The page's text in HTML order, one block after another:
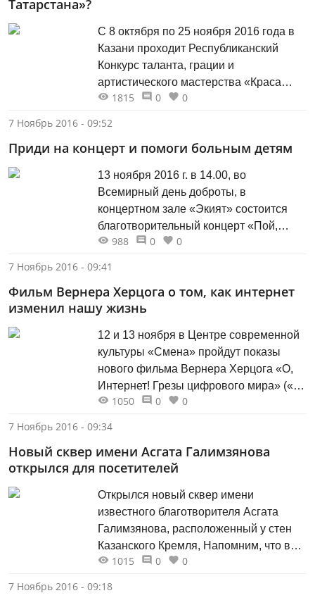
мероприятий. Как отметил
председатель оргкомитета...
Татарстана»?
С 8 октября по 25 ноября 2016 года в
Казани проходит Республиканский
Конкурс таланта, грации и
артистического мастерства «Краса
студенчества Татарстана». Главная
привлекательность, но и безусловный
«Краса студенчества Татарстана»
была выбрана в 2015 году. Из 20...
1815 0
0
7 Ноябрь 2016 - 09:52
Приди на концерт и помоги больным детям
13 ноября 2016 г. в 14.00, во
Всемирный день доброты, в
концертном зале «Экият» состоится
благотворительный концерт «Пой,
танцуй, твори добро». Звезды
больницы выступят вместе на сцене
концертного зала. Зрителям
символизирующий дружбу и взаимную
поддержку - танец исполнят дети,
проходящие...
988 0
0
7 Ноябрь 2016 - 09:41
Фильм Вернера Херцога о том, как интернет
изменил нашу жизнь
12 и 13 ноября в Центре современной
культуры «Смена» пройдут показы
нового фильма Вернера Херцога «О,
Интернет! Грезы цифрового мира» («Lo
and Behold: Reveries of the Connected
шесть лет. В своей новой
документальной картине, впервые
показанной на фестивале «Санденс»,
Вернер...
1050 0
0
7 Ноябрь 2016 - 09:34
Новый сквер имени Асгата Галимзянова
открылся для посетителей
Открылся новый сквер имени
известного благотворителя Асгата
Галимзянова, расположенный у стен
Казанского Кремля, Напомним, что в
2008 году на площади Тысячелетия по
1015 0
0
7 Ноябрь 2016 - 09:18